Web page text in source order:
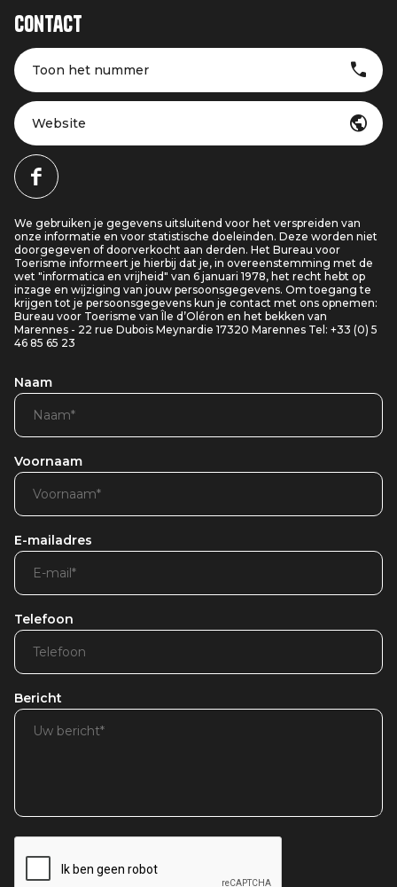
Contact
Toon het nummer
Website
We gebruiken je gegevens uitsluitend voor het verspreiden van
onze informatie en voor statistische doeleinden. Deze worden niet
doorgegeven of doorverkocht aan derden. Het Bureau voor
Toerisme informeert je hierbij dat je, in overeenstemming met de
wet "informatica en vrijheid" van 6 januari 1978, het recht hebt op
inzage en wijziging van jouw persoonsgegevens. Om toegang te
krijgen tot je persoonsgegevens kun je contact met ons opnemen:
Bureau voor Toerisme van Île d’Oléron en het bekken van
Marennes - 22 rue Dubois Meynardie 17320 Marennes Tel: +33 (0) 5
46 85 65 23
Naam
Voornaam
E-mailadres
Telefoon
Bericht